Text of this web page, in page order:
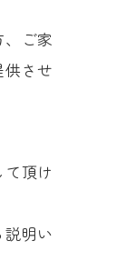
ご家
させ
頂け
明い